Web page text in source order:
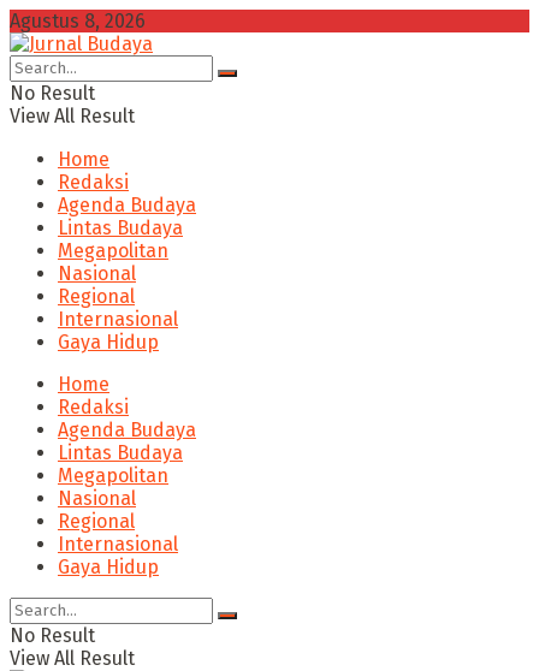
Agustus 8, 2026
No Result
View All Result
Home
Redaksi
Agenda Budaya
Lintas Budaya
Megapolitan
Nasional
Regional
Internasional
Gaya Hidup
Home
Redaksi
Agenda Budaya
Lintas Budaya
Megapolitan
Nasional
Regional
Internasional
Gaya Hidup
No Result
View All Result